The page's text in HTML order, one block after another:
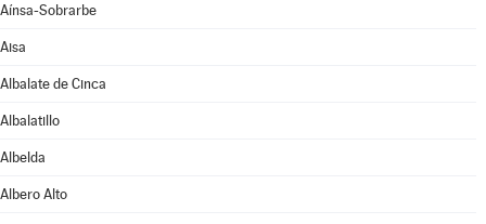
Aínsa-Sobrarbe
Aisa
Albalate de Cinca
Albalatillo
Albelda
Albero Alto